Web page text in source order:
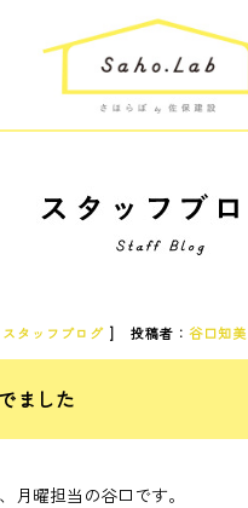
スタッフブログ ] 投稿者：谷口知美
ました
月曜担当の谷口です。